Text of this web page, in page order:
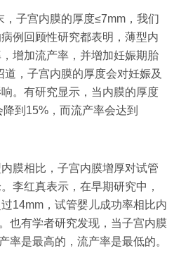
，子宫内膜的厚度≤7mm，我们
例回顾性研究都表明，薄型内
增加流产率，并增加妊娠期胎
道，子宫内膜的厚度会对妊娠及
。有研究显示，当内膜的厚度
到15%，而流产率会达到
膜相比，子宫内膜增厚对试管
李红真表示，在早期研究中，
14mm，试管婴儿成功率相比内
也有学者研究发现，当子宫内膜
率是最高的，流产率是最低的。